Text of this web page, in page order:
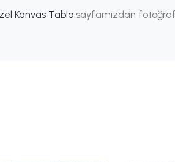
Kanvas Tablo sayfamızdan